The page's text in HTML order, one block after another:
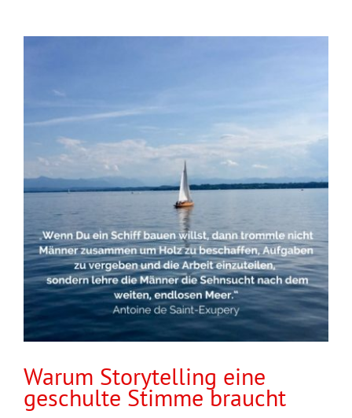
Warum Storytelling eine
geschulte Stimme braucht